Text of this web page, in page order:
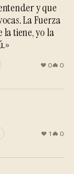
y que
La Fuerza
la tiene, yo la
0 0
1 0